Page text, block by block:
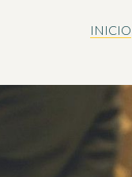
INICIO